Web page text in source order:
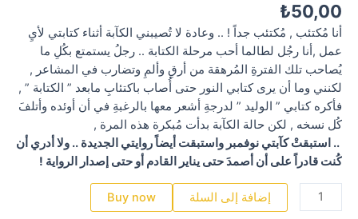
₺50,00
أنا مُكتئب , مُكتئب جداً ! .. وعادة لا تُصيبني الكآبة أثناء كتابتي لأيِ
عمل ,أنا رجُل لطالما أحب مرحلة الكتابة .. رجلُ يستمتع بكُلِ ما
يُصاحب تلك الفترةِ المُرهقة من أرقِ وألمِ وتضارب في المشاعر ,
لكنني وما أن يرى كتابي النور حتى أُصاب باكتئابِ مابعد ” الكتابة ” ,
فأكره كتابي ” الوليد ” لدرجةِ أشعر معها بالرغبةِ في أن أوئده وأتلفَ
كُل نسخه , لكن حالة الكآبة بدأت مُبكرة هذه المرة ,
.. استبقتْ كآبتي نوفمبر واستبقت أيضاً روايتي الجديدة .. ولا أدري أن
كُنت قادراً على أن أصمدَ حتى يناير القادم أو حتى إصدار الرواية !
كمية
في
إضافة إلى السلة Buy now